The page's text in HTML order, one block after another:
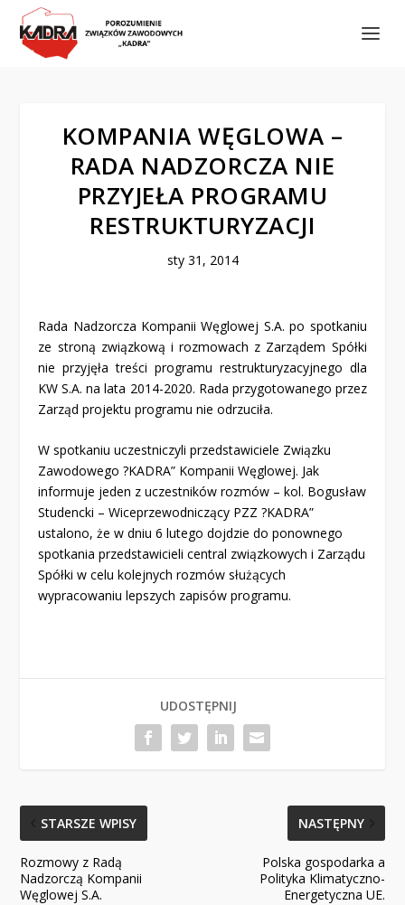
KOMPANIA WĘGLOWA –
RADA NADZORCZA NIE
PRZYJEŁA PROGRAMU
RESTRUKTURYZACJI
sty 31, 2014
Rada Nadzorcza Kompanii Węglowej S.A. po spotkaniu
ze stroną związkową i rozmowach z Zarządem Spółki
nie przyjęła treści programu restrukturyzacyjnego dla
KW S.A. na lata 2014-2020. Rada przygotowanego przez
Zarząd projektu programu nie odrzuciła.
W spotkaniu uczestniczyli przedstawiciele Związku
Zawodowego ?KADRA” Kompanii Węglowej. Jak
informuje jeden z uczestników rozmów – kol. Bogusław
Studencki – Wiceprzewodniczący PZZ ?KADRA”
ustalono, że w dniu 6 lutego dojdzie do ponownego
spotkania przedstawicieli central związkowych i Zarządu
Spółki w celu kolejnych rozmów służących
wypracowaniu lepszych zapisów programu.
UDOSTĘPNIJ
STARSZE WPISY
Rozmowy z Radą
Nadzorczą Kompanii
Węglowej S.A.
NASTĘPNY
Polska gospodarka a
Polityka Klimatyczno-
Energetyczna UE.